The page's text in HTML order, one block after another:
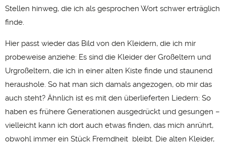
Stellen hinweg, die ich als gesprochen Wort schwer erträglich
finde.
Hier passt wieder das Bild von den Kleidern, die ich mir
probeweise anziehe: Es sind die Kleider der Großeltern und
Urgroßeltern, die ich in einer alten Kiste finde und staunend
heraushole. So hat man sich damals angezogen, ob mir das
auch steht? Ähnlich ist es mit den überlieferten Liedern: So
haben es frühere Generationen ausgedrückt und gesungen –
vielleicht kann ich dort auch etwas finden, das mich anrührt,
obwohl immer ein Stück Fremdheit bleibt. Die alten Kleider,